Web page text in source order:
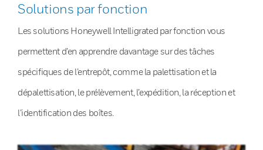
Solutions par fonction
Les solutions Honeywell Intelligrated par fonction vous
permettent d’en apprendre davantage sur des tâches
spécifiques de l’entrepôt, comme la palettisation et la
dépalettisation, le prélèvement, l’expédition, la réception et
l’identification des boîtes.